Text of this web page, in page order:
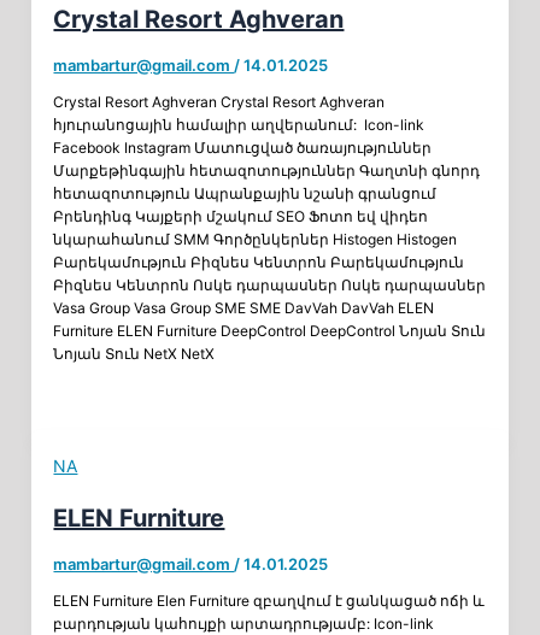
Crystal Resort Aghveran
mambartur@gmail.com /14.01.2025
Crystal Resort Aghveran Crystal Resort Aghveran
հյուրանոցային համալիր աղվերանում: Icon-link
Facebook Instagram Մատուցված ծառայություններ
Մարքեթինգային հետազոտություններ Գաղտնի գնորդ
հետազոտություն Ապրանքային նշանի գրանցում
Բրենդինգ Կայքերի մշակում SEO Ֆոտո եվ վիդեո
նկարահանում SMM Գործընկերներ Histogen Histogen
Բարեկամություն Բիզնես Կենտրոն Բարեկամություն
Բիզնես Կենտրոն Ոսկե դարպասներ Ոսկե դարպասներ
Vasa Group Vasa Group SME SME DavVah DavVah ELEN
Furniture ELEN Furniture DeepControl DeepControl Նոյան Տուն
Նոյան Տուն NetX NetX
NA
ELEN Furniture
mambartur@gmail.com/14.01.2025
ELEN Furniture Elen Furniture զբաղվում է ցանկացած ոճի և
բարդության կահույքի արտադրությամբ: Icon-link